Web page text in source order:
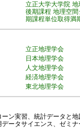
立正大学大学院
後期課程 地理空
期課程単位取得満
立正地理学会
日本地理学会
人文地理学会
経済地理学会
東北地理学会
ーン実習、統計データと
データサイエンス、ゼミ